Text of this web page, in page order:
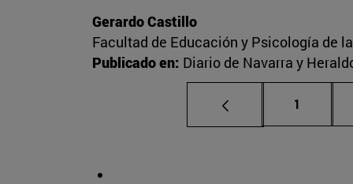
Gerardo Castillo
Facultad de Educación y Psicología de
Publicado en: Diario de Navarra y
Página
1